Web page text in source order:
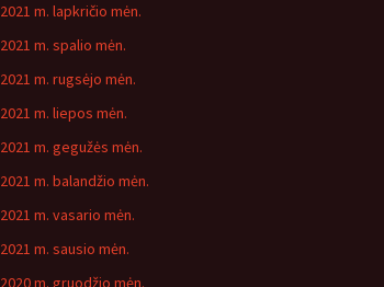
2021 m. lapkričio mėn.
2021 m. spalio mėn.
2021 m. rugsėjo mėn.
2021 m. liepos mėn.
2021 m. gegužės mėn.
2021 m. balandžio mėn.
2021 m. vasario mėn.
2021 m. sausio mėn.
2020 m. gruodžio mėn.